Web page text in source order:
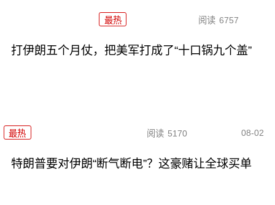
最热 阅读 6757
打伊朗五个月仗，把美军打成了“十口锅九个盖”
最热 阅读 5170 08-02
特朗普要对伊朗“断气断电”？这豪赌让全球买单